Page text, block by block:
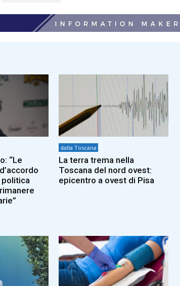
“Le
politica
dalla Toscana
La terra trema nella
Toscana del nord ovest:
epicentro a ovest di Pisa